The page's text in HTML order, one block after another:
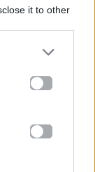
it to other
–